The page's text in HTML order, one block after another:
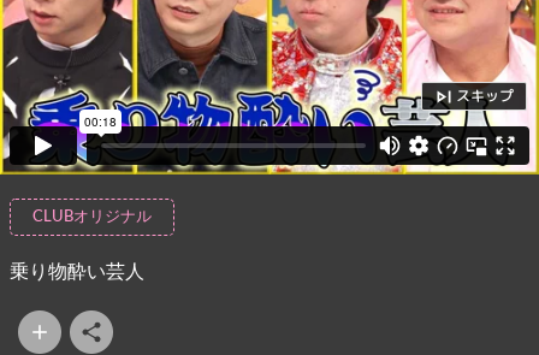
スキップ
CLUBオリジナル
乗り物酔い芸人